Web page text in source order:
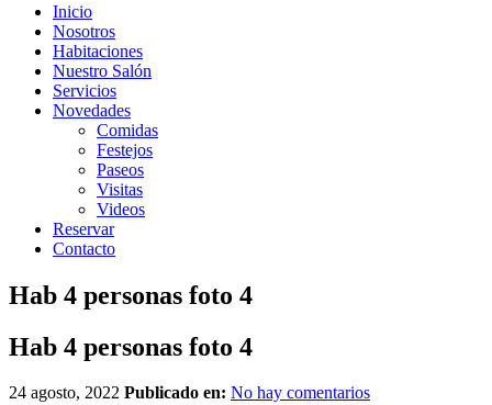
Inicio
Nosotros
Habitaciones
Nuestro Salón
Servicios
Novedades
Comidas
Festejos
Paseos
Visitas
Videos
Reservar
Contacto
Hab 4 personas foto 4
Hab 4 personas foto 4
24 agosto, 2022 Publicado en: No hay comentarios